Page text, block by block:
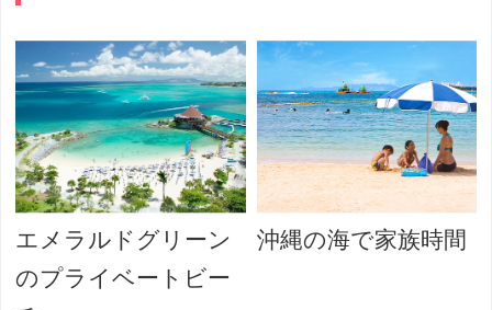
エメラルドグリーン
のプライベートビー
沖縄の海で家族時間